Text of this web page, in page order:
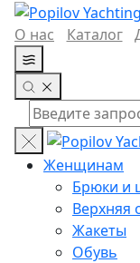
О нас Каталог
Женщинам
Брюки и
Верхняя
Жакеты
Обувь